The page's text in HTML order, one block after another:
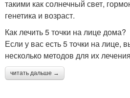
такими как солнечный свет,
генетика и возраст.
Как лечить 5 точки на лице дома?
Если у вас есть 5 точки на лице,
несколько методов для их
читать дальше →